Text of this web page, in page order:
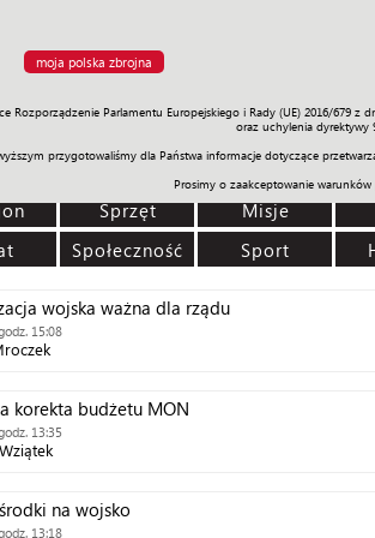
moja polska zbrojna
Rozporządzenie Parlamentu Europejskiego i Rady (UE) 2016/
oraz uchylenia dyrektywy
przygotowaliśmy dla Państwa informacje dotyczące
Prosimy o zaakceptowanie
Misje Polityka Prawo Świat
Sprzęt Misje
Społeczność Sport
wojska ważna dla rządu
15:08
korekta budżetu MON
13:35
na wojsko
13:18